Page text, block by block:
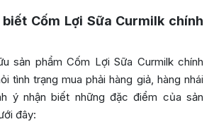
biết Cốm Lợi Sữa Curmilk chính
sản phẩm Cốm Lợi Sữa Curmilk chính
tình trạng mua phải hàng giả, hàng nhái
ý nhận biết những đặc điểm của sản
đây: